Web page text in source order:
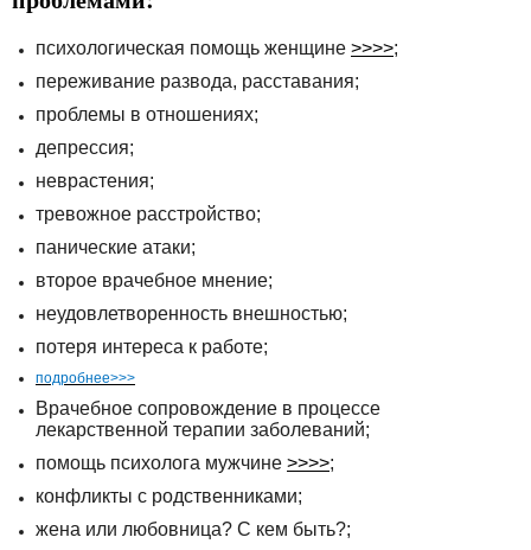
психологическая помощь женщине >>>>;
переживание развода, расставания;
проблемы в отношениях;
депрессия;
неврастения;
тревожное расстройство;
панические атаки;
второе врачебное мнение;
неудовлетворенность внешностью;
потеря интереса к работе;
подробнее>>>
Врачебное сопровождение в процессе
лекарственной терапии заболеваний;
помощь психолога мужчине >>>>;
конфликты с родственниками;
жена или любовница? С кем быть?;